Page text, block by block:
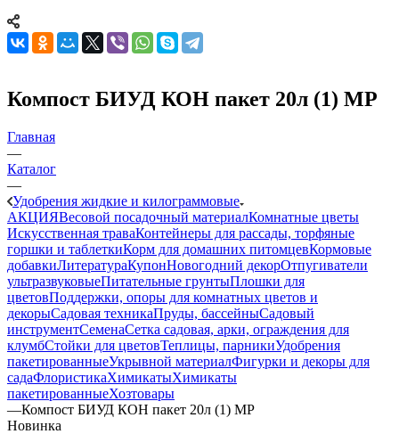
Компост БИУД КОН пакет 20л (1) МР
Главная
—
Каталог
—
Удобрения жидкие и килограммовые
АКЦИЯВесовой посадочный материалКомнатные цветы
Искусственная траваКонтейнеры для рассады, торфяные
горшки и таблеткиКорм для домашних питомцевКормовые
добавкиЛитератураКупонНовогодний декорОтпугиватели
ультразвуковыеПитательные грунтыПлошки для
цветовПоддержки, опоры для комнатных цветов и
декорыСадовая техникаПруды, бассейныСадовый
инструментСеменаСетка садовая, арки, ограждения для
клумбСтойки для цветовТеплицы, парникиУдобрения
пакетированныеУкрывной материалФигурки и декоры для
садаФлористикаХимикатыХимикаты
пакетированныеХозтовары
—Компост БИУД КОН пакет 20л (1) МР
Новинка